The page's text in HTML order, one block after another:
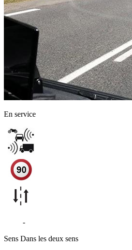
En service
-
Sens Dans les deux sens